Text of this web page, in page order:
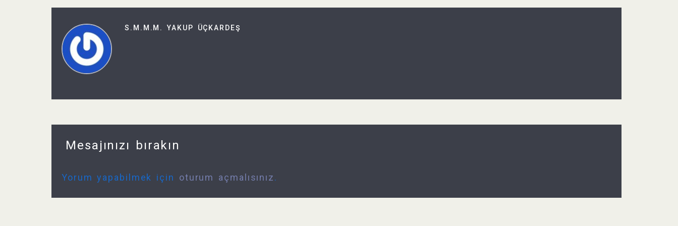
S.M.M.M. YAKUP ÜÇKARDEŞ
Mesajınızı bırakın
Yorum yapabilmek için oturum açmalısınız.